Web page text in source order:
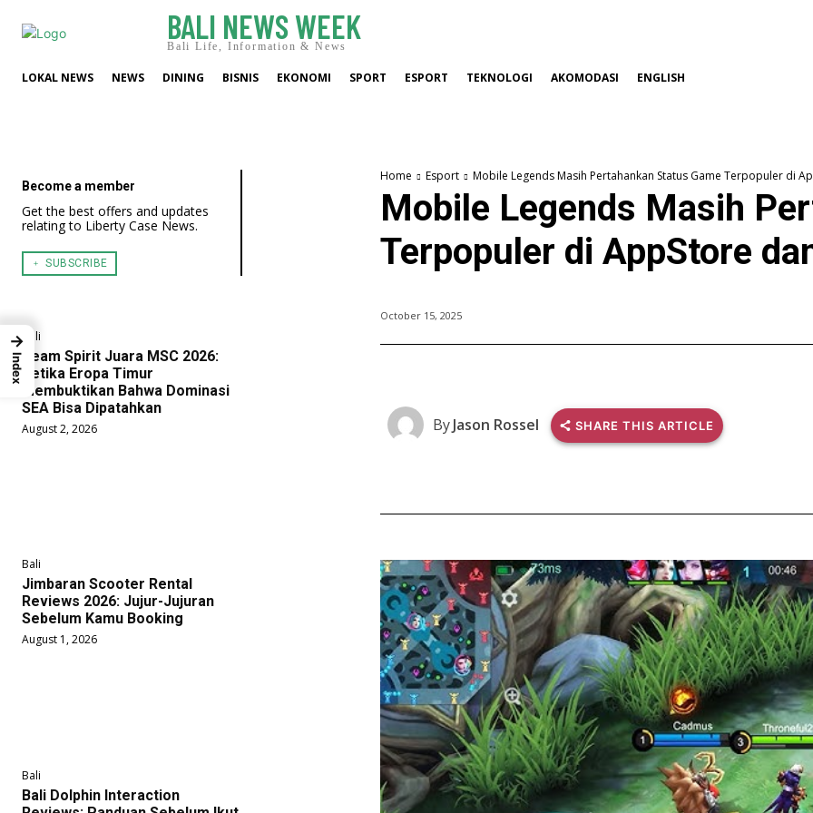
BALI NEWS WEEK
Bali Life, Information & News
LOKAL NEWS NEWS DINING BISNIS EKONOMI SPORT ESPORT TEKNOLOGI AKOMODASI ENGLISH
Become a member
Get the best offers and updates
relating to Liberty Case News.
﹢ SUBSCRIBE
Bali
Team Spirit Juara MSC 2026:
Ketika Eropa Timur
Membuktikan Bahwa Dominasi
SEA Bisa Dipatahkan
August 2, 2026
Bali
Jimbaran Scooter Rental
Reviews 2026: Jujur-Jujuran
Sebelum Kamu Booking
August 1, 2026
Bali
Bali Dolphin Interaction
Home Esport Mobile Legends Masih Pertahankan Status Game Terpopuler di
Mobile Legends Masih
Terpopuler di AppStore
October 15, 2025
ByJason Rossel SHARE THIS ARTICLE
→
Index